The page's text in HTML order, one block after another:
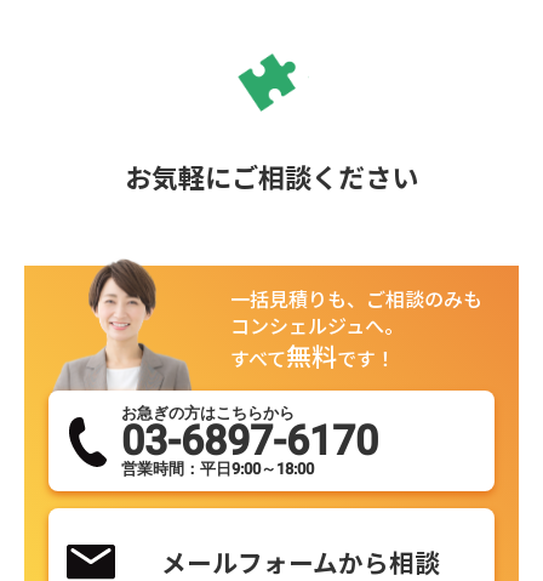
お気軽にご相談ください
一括見積りも、ご相談のみも
コンシェルジュへ。
すべて無料です！
お急ぎの方はこちらから
03-6897-6170
営業時間：平日9:00～18:00
メールフォームから相談